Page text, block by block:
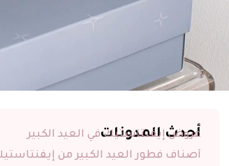
أحدث المدونات
عروض إيفنتاستيك في العيد الكبير
أصناف فطور العيد الكبير من